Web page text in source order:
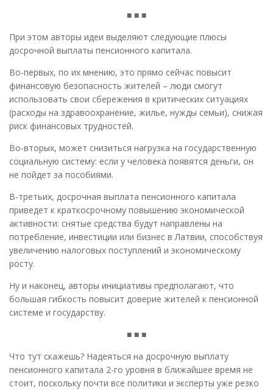
■ ■ ■
При этом авторы идеи выделяют следующие плюсы
досрочной выплаты пенсионного капитала.
Во-первых, по их мнению, это прямо сейчас повысит
финансовую безопасность жителей – люди смогут
использовать свои сбережения в критических ситуациях
(расходы на здравоохранение, жилье, нужды семьи), снижая
риск финансовых трудностей.
Во-вторых, может снизиться нагрузка на государственную
социальную систему: если у человека появятся деньги, он
не пойдет за пособиями.
В-третьих, досрочная выплата пенсионного капитала
приведет к краткосрочному повышению экономической
активности: снятые средства будут направлены на
потребление, инвестиции или бизнес в Латвии, способствуя
увеличению налоговых поступлений и экономическому
росту.
Ну и наконец, авторы инициативы предполагают, что
большая гибкость повысит доверие жителей к пенсионной
системе и государству.
■ ■ ■
Что тут скажешь? Надеяться на досрочную выплату
пенсионного капитала 2-го уровня в ближайшее время не
стоит, поскольку почти все политики и эксперты уже резко